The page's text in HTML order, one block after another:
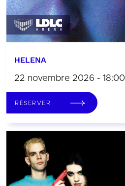
HELENA
22 novembre 2026 - 18:00
RÉSERVER